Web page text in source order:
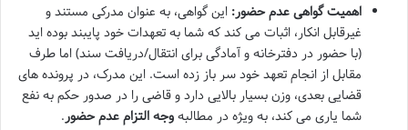
اهمیت گواهی عدم حضور: این گواهی، به عنوان مدرکی مستند و
غیرقابل انکار، اثبات می کند که شما به تعهدات خود پایبند بوده اید
(با حضور در دفترخانه و آمادگی برای انتقال/دریافت سند) اما طرف
مقابل از انجام تعهد خود سر باز زده است. این مدرک، در پرونده های
قضایی بعدی، وزن بسیار بالایی دارد و قاضی را در صدور حکم به نفع
شما یاری می کند، به ویژه در مطالبهوجه التزام عدم حضور.